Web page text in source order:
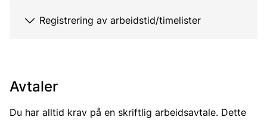
Registrering av arbeidstid/timelister
Avtaler
Du har alltid krav på en skriftlig arbeidsavtale. Dette